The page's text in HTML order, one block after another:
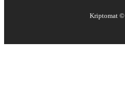
Kriptomat ©